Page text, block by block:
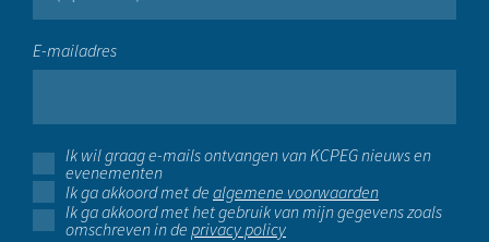
E-mailadres
Ik wil graag e-mails ontvangen van KCPEG nieuws en
evenementen
Ik ga akkoord met de algemene voorwaarden
Ik ga akkoord met het gebruik van mijn gegevens zoals
omschreven in de privacy policy